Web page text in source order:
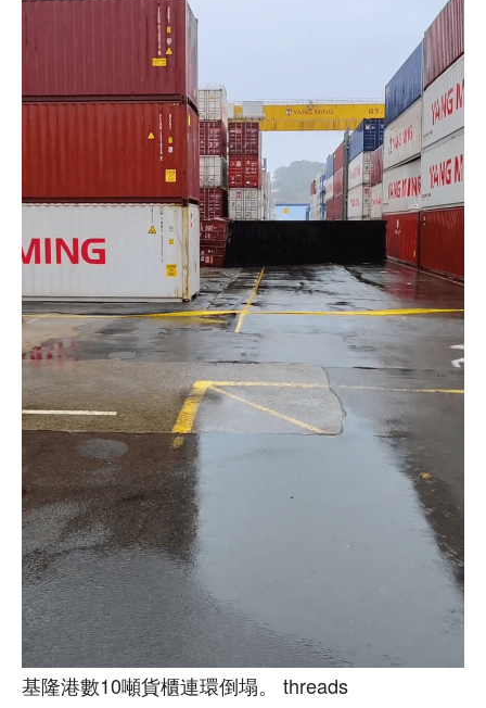
基隆港數10噸貨櫃連環倒塌。 threads